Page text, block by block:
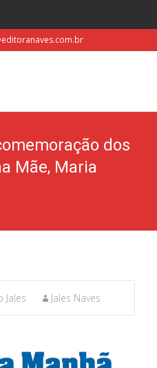
dos
Mãe, Maria
Jales Jales Naves